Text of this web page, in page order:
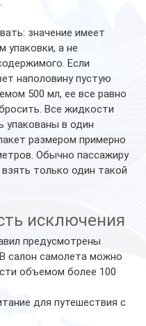
значение имеет
упаковки, а не
Если
наполовину пустую
500 мл, ее все равно
Все жидкости
в один
размером примерно
Обычно пассажиру
только один такой
исключения
предусмотрены
салон самолета можно
объемом более 100
для путешествия с